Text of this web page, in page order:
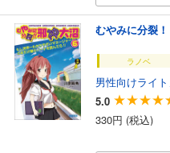
むやみに分裂
ラノベ
男性向けライ
5.0
330円 (税込)